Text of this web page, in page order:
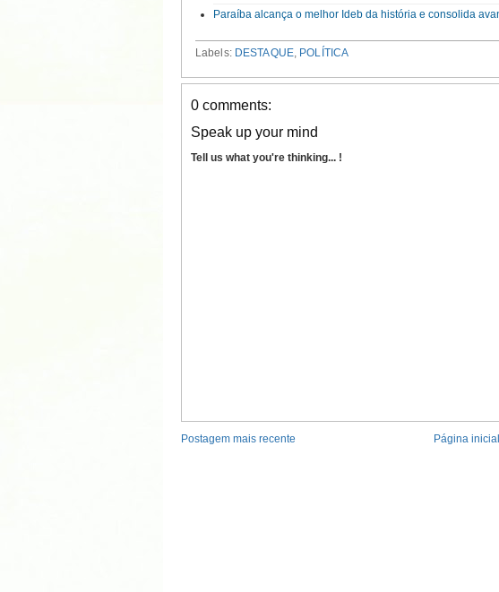
Paraíba alcança o melhor Ideb da história e consolida
Labels: DESTAQUE, POLÍTICA
0 comments:
Speak up your mind
Tell us what you're thinking... !
Postagem mais recente Página inicial